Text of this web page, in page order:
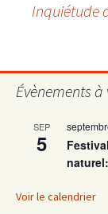
desInquiétude
Évènements à
SEP
5
Voir le calendrier